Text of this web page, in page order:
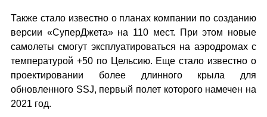
Также стало известно о планах компании по созданию
версии «СуперДжета» на 110 мест. При этом новые
самолеты смогут эксплуатироваться на аэродромах с
температурой +50 по Цельсию. Еще стало известно о
проектировании более длинного крыла для
обновленного SSJ, первый полет которого намечен на
2021 год.